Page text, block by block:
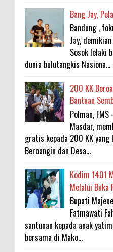
Bang Jay,
Bandung ,
Jay,
Sosok lelaki
dunia bulutangkis Nasiona...
200 KK
Bantuan
Polman,
Masdar,
gratis kepada 200 KK yang
Beroangin dan Desa...
Kodim 1401
Melalui Buka
Bupati
Fatmawati
santunan kepada anak
bersama di Mako...